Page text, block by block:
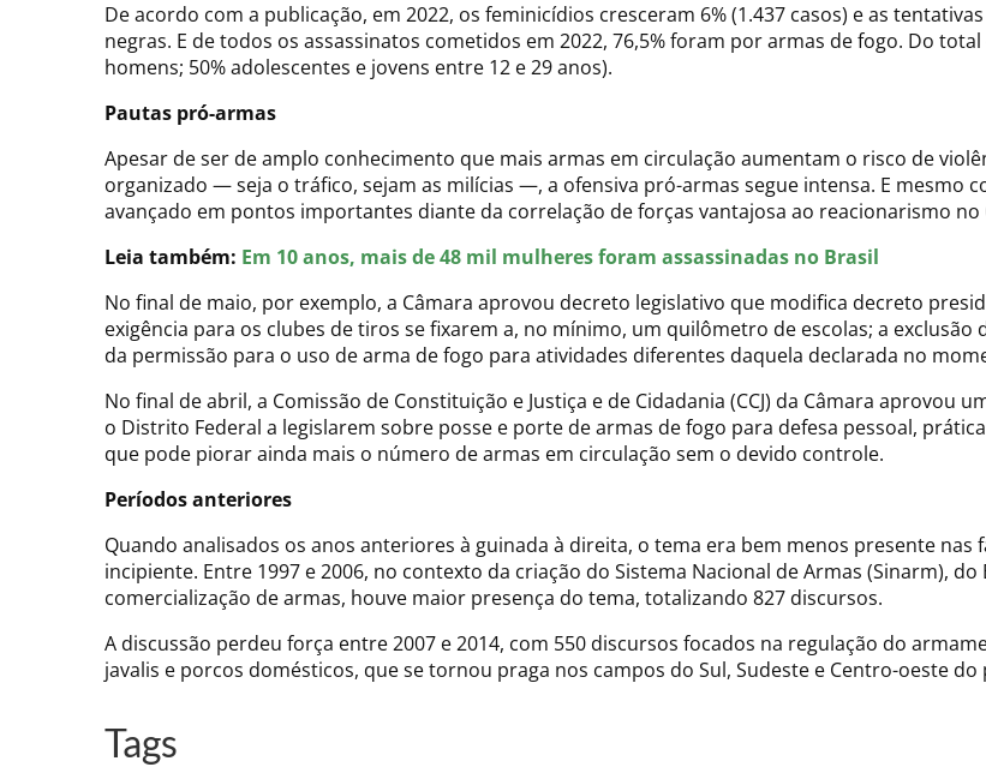
De acordo com a publicação, em 2022, os feminicídios cresceram 6% (1.437 casos) e as
negras. E de todos os assassinatos cometidos em 2022, 76,5% foram por armas de fogo. Do
homens; 50% adolescentes e jovens entre 12 e 29 anos).
Pautas pró-armas
Apesar de ser de amplo conhecimento que mais armas em circulação aumentam o risco de
organizado — seja o tráfico, sejam as milícias —, a ofensiva pró-armas segue intensa. E mesmo
avançado em pontos importantes diante da correlação de forças vantajosa ao reacionarismo no
Leia também: Em 10 anos, mais de 48 mil mulheres foram assassinadas no Brasil
No final de maio, por exemplo, a Câmara aprovou decreto legislativo que modifica decreto
exigência para os clubes de tiros se fixarem a, no mínimo, um quilômetro de escolas; a
da permissão para o uso de arma de fogo para atividades diferentes daquela declarada no
No final de abril, a Comissão de Constituição e Justiça e de Cidadania (CCJ) da Câmara
o Distrito Federal a legislarem sobre posse e porte de armas de fogo para defesa pessoal,
que pode piorar ainda mais o número de armas em circulação sem o devido controle.
Períodos anteriores
Quando analisados os anos anteriores à guinada à direita, o tema era bem menos presente nas
incipiente. Entre 1997 e 2006, no contexto da criação do Sistema Nacional de Armas (Sinarm),
comercialização de armas, houve maior presença do tema, totalizando 827 discursos.
A discussão perdeu força entre 2007 e 2014, com 550 discursos focados na regulação do
javalis e porcos domésticos, que se tornou praga nos campos do Sul, Sudeste e Centro-oeste
Tags